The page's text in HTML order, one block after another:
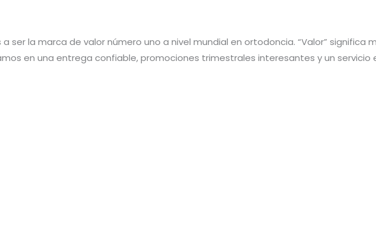
la marca de valor número uno a nivel mundial en ortodoncia. “Valor” significa
en una entrega confiable, promociones trimestrales interesantes y un servicio